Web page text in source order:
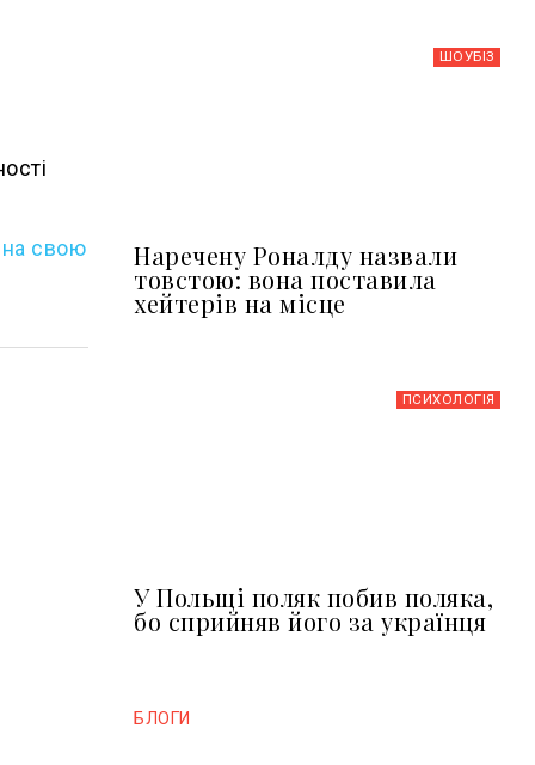
свою
ШОУБIЗ
Наречену Роналду назвали
товстою: вона поставила
хейтерів на місце
ПСИХОЛОГІЯ
У Польщі поляк побив поляка,
бо сприйняв його за українця
БЛОГИ